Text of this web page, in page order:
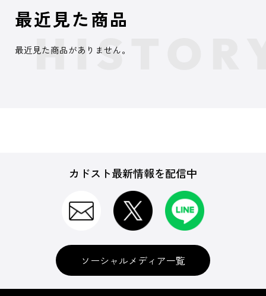
最近見た商品
最近見た商品がありません。
カドスト最新情報を配信中
ソーシャルメディア一覧